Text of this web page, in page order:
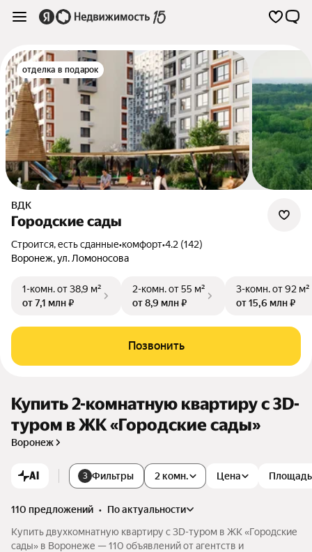
отделка в подарок
ВДК
Городские сады
Строится, есть сданные•комфорт•4.2 (142)
Воронеж,ул. Ломоносова
1-комн.от 38,9 м²
от 7,1 млн ₽
2-комн.от 55 м²
от 8,9 млн ₽
3-комн.от 92 м²
от 15,6 млн ₽
Позвонить
Купить 2-комнатную квартиру c 3D-
туром в ЖК «Городские сады»
Воронеж
AI 3 Фильтры 2 комн. Цена Площадь
110 предложений •
по актуальности
Купить двухкомнатную квартиру c 3D-туром в ЖК «Городские
сады» в Воронеже — 110 объявлений от агентств и